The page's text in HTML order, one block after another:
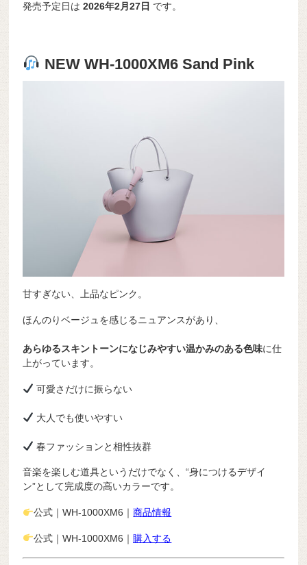
発売予定日は2026年2月27日 です。
NEW WH-1000XM6 Sand Pink
甘すぎない、上品なピンク。
ほんのりベージュを感じるニュアンスがあり、
あらゆるスキントーンになじみやすい温かみのある色味に仕
上がっています。
可愛さだけに振らない
大人でも使いやすい
春ファッションと相性抜群
音楽を楽しむ道具というだけでなく、“身につけるデザイ
ン”として完成度の高いカラーです。
公式｜WH-1000XM6｜商品情報
公式｜WH-1000XM6｜ 購入する